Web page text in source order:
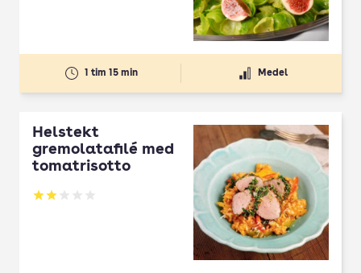
1 tim 15 min Medel
Helstekt
gremolatafilé med
tomatrisotto
Betyg: 2 av 5